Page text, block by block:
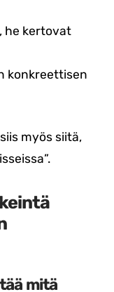
he kertovat
konkreettisen
myös siitä,
mitä